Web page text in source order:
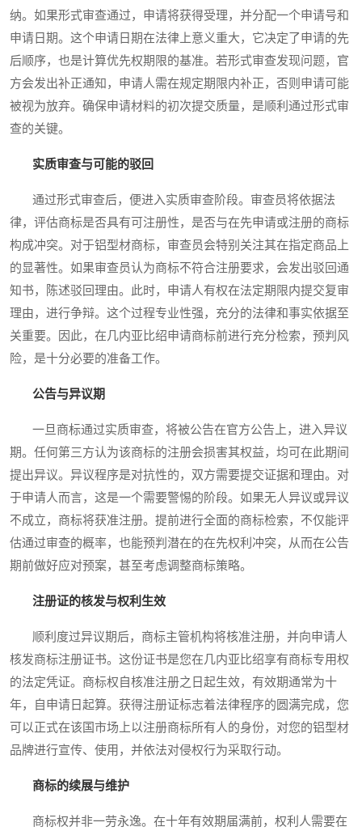
纳。如果形式审查通过，申请将获得受理，并分配一个申请号和
申请日期。这个申请日期在法律上意义重大，它决定了申请的先
后顺序，也是计算优先权期限的基准。若形式审查发现问题，官
方会发出补正通知，申请人需在规定期限内补正，否则申请可能
被视为放弃。确保申请材料的初次提交质量，是顺利通过形式审
查的关键。
实质审查与可能的驳回
通过形式审查后，便进入实质审查阶段。审查员将依据法
律，评估商标是否具有可注册性，是否与在先申请或注册的商标
构成冲突。对于铝型材商标，审查员会特别关注其在指定商品上
的显著性。如果审查员认为商标不符合注册要求，会发出驳回通
知书，陈述驳回理由。此时，申请人有权在法定期限内提交复审
理由，进行争辩。这个过程专业性强，充分的法律和事实依据至
关重要。因此，在几内亚比绍申请商标前进行充分检索，预判风
险，是十分必要的准备工作。
公告与异议期
一旦商标通过实质审查，将被公告在官方公告上，进入异议
期。任何第三方认为该商标的注册会损害其权益，均可在此期间
提出异议。异议程序是对抗性的，双方需要提交证据和理由。对
于申请人而言，这是一个需要警惕的阶段。如果无人异议或异议
不成立，商标将获准注册。提前进行全面的商标检索，不仅能评
估通过审查的概率，也能预判潜在的在先权利冲突，从而在公告
期前做好应对预案，甚至考虑调整商标策略。
注册证的核发与权利生效
顺利度过异议期后，商标主管机构将核准注册，并向申请人
核发商标注册证书。这份证书是您在几内亚比绍享有商标专用权
的法定凭证。商标权自核准注册之日起生效，有效期通常为十
年，自申请日起算。获得注册证标志着法律程序的圆满完成，您
可以正式在该国市场上以注册商标所有人的身份，对您的铝型材
品牌进行宣传、使用，并依法对侵权行为采取行动。
商标的续展与维护
商标权并非一劳永逸。在十年有效期届满前，权利人需要在